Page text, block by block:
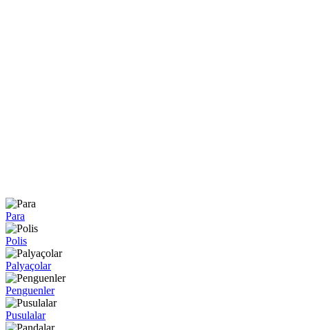
Para
Polis
Palyaçolar
Penguenler
Pusulalar